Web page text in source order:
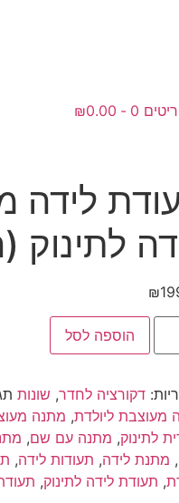
0
₪0.00
לידה
לתינוק
₪
הוספה לסל
דקורציה לחדר, שונות
מעוצבת ליולדת, מתנה
לתינוק, מתנה עם שם,
, מתנת לידה, תעודות לידה,
, תעודת לידה לתינוק,